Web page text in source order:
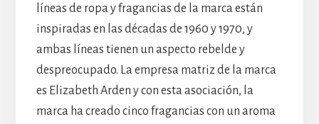
líneas de ropa y fragancias de la marca están
inspiradas en las décadas de 1960 y 1970, y
ambas líneas tienen un aspecto rebelde y
despreocupado. La empresa matriz de la marca
es Elizabeth Arden y con esta asociación, la
marca ha creado cinco fragancias con un aroma